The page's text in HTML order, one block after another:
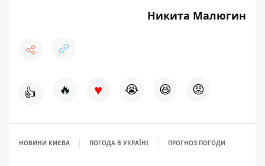
Никита Малюгин
👍 🔥 ♥ 😭 😆 😡
НОВИНИ КИЄВА ПОГОДА В УКРАЇНІ ПРОГНОЗ ПОГОДИ